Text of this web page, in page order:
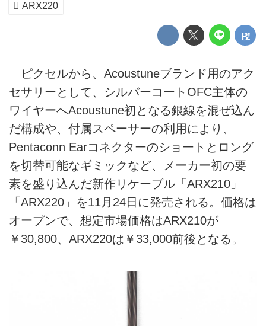
ARX220
ピクセルから、Acoustuneブランド用のアク
セサリーとして、シルバーコートOFC主体の
ワイヤーへAcoustune初となる銀線を混ぜ込ん
だ構成や、付属スペーサーの利用により、
Pentaconn Earコネクターのショートとロング
を切替可能なギミックなど、メーカー初の要
素を盛り込んだ新作リケーブル「ARX210」
「ARX220」を11月24日に発売される。価格は
オープンで、想定市場価格はARX210が
￥30,800、ARX220は￥33,000前後となる。